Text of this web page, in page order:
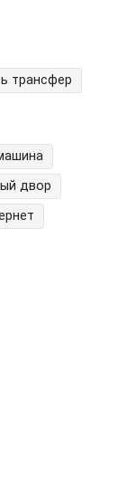
трансфер
двор